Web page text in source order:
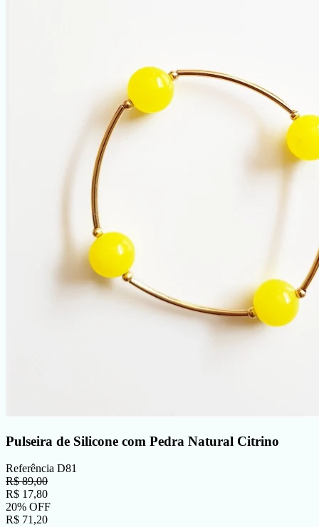
Pulseira de Silicone com Pedra Natural Citrino
Referência D81
R$89,00
R$ 17,80
20% OFF
R$ 71,20